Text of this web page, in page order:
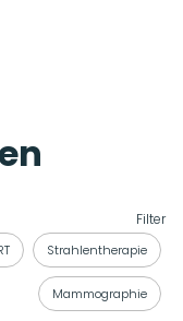
Filter
Strahlentherapie
Mammographie